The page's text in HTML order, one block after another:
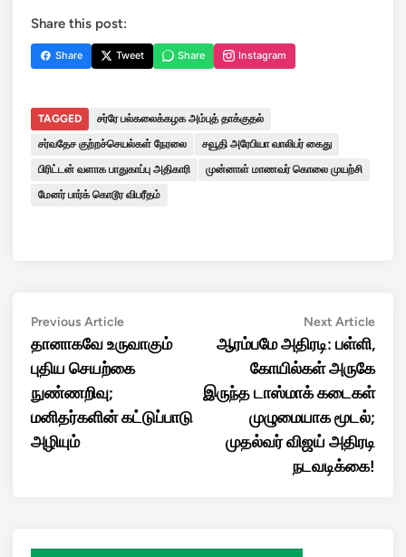
Share this post:
Share Tweet Share Instagram
TAGGED
சர்ரே பல்கலைக்கழக அம்புத் தாக்குதல்
சர்வதேச குற்றச்செயல்கள் நேரலை
சவூதி அரேபியா வாலிபர் கைது
பிரிட்டன் வளாக பாதுகாப்பு அதிகாரி
முன்னாள் மாணவர் கொலை முயற்சி
மேனர் பார்க் கொடூர விபரீதம்
Post
navigation
Previous ArticlePrevious
article:
தானாகவே உருவாகும்
புதிய செயற்கை
நுண்ணறிவு;
மனிதர்களின் கட்டுப்பாடு
அழியும்
Next ArticleNext
ஆரம்பமே அதிரடி: பள்ளி,
கோயில்கள் அருகே
இருந்த டாஸ்மாக் கடைகள்
முழுமையாக மூடல்;
முதல்வர் விஜய் அதிரடி
நடவடிக்கை!